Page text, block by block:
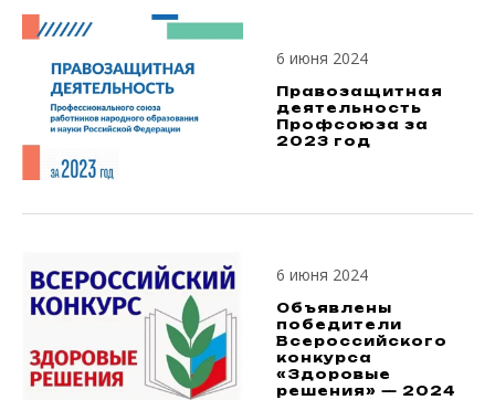
6 июня 2024
Правозащитная
деятельность
Профсоюза за
2023 год
6 июня 2024
Объявлены
победители
Всероссийского
конкурса
«Здоровые
решения» — 2024